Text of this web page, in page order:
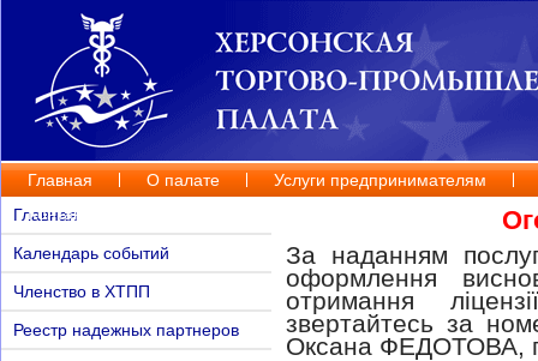
Главная О палате
Услуги предпринимателям
Контакты
Главная
Календарь событий
Членство в ХТПП
Реестр надежных партнеров
За наданням
оформлення
отримання
звертайтесь за
Оксана ФЕДОТОВА,